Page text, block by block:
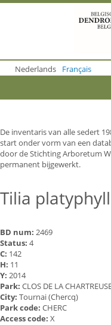
o
m
o
n
t
e
n
Nederlands Français
De inventaris van alle sedert
start onder vorm van een
door de Stichting Arboretum
permanent bijgewerkt.
Tilia
BD num: 2469
Status: 4
C: 142
H: 11
Y: 2014
Park: CLOS DE LA
City: Tournai (Chercq)
Park code: CHERC
Access code: X